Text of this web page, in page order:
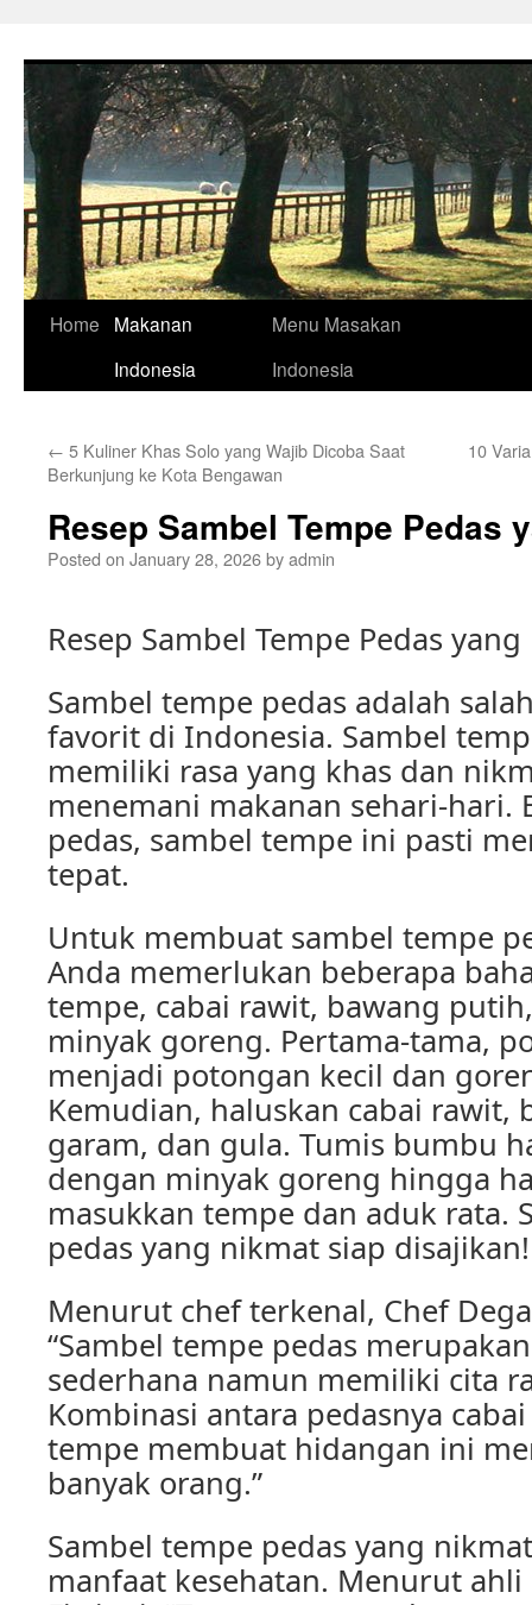
Home
Makanan
Indonesia
Menu Masakan
Indonesia
← 5 Kuliner Khas Solo yang Wajib Dicoba Saat
Berkunjung ke Kota Bengawan
10
Resep Sambel Tempe Pedas
Posted on January 28, 2026byadmin
Resep Sambel Tempe Pedas
Sambel tempe pedas adalah
favorit di Indonesia. Sambel
memiliki rasa yang khas dan
menemani makanan sehari-hari.
pedas, sambel tempe ini pasti
tepat.
Untuk membuat sambel tempe
Anda memerlukan beberapa
tempe, cabai rawit, bawang
minyak goreng. Pertama-tama,
menjadi potongan kecil dan
Kemudian, haluskan cabai rawit,
garam, dan gula. Tumis bumbu
dengan minyak goreng hingga
masukkan tempe dan aduk rata.
pedas yang nikmat siap disajikan!
Menurut chef terkenal, Chef
“Sambel tempe pedas
sederhana namun memiliki cita
Kombinasi antara pedasnya
tempe membuat hidangan ini
banyak orang.”
Sambel tempe pedas yang
manfaat kesehatan. Menurut ahli